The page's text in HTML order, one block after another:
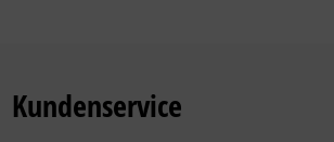
Kundenservice